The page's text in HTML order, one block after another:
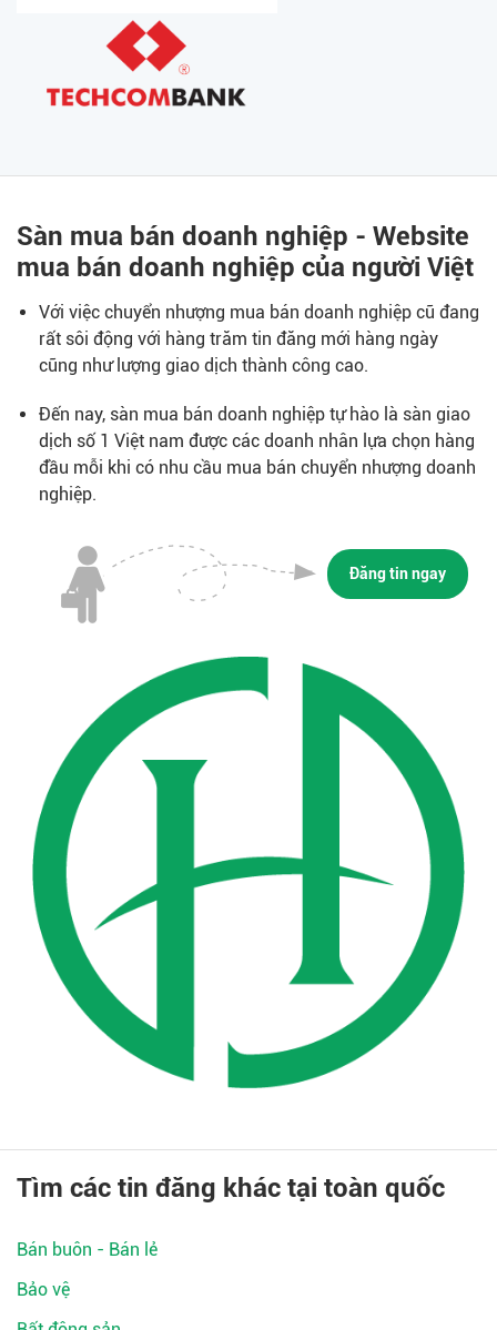
Sàn mua bán doanh nghiệp - Website
mua bán doanh nghiệp của người Việt
Với việc chuyển nhượng mua bán doanh nghiệp cũ đang
rất sôi động với hàng trăm tin đăng mới hàng ngày
cũng như lượng giao dịch thành công cao.
Đến nay, sàn mua bán doanh nghiệp tự hào là sàn giao
dịch số 1 Việt nam được các doanh nhân lựa chọn hàng
đầu mỗi khi có nhu cầu mua bán chuyển nhượng doanh
nghiệp.
Đăng tin ngay
Tìm các tin đăng khác tại toàn quốc
Bán buôn - Bán lẻ
Bảo vệ